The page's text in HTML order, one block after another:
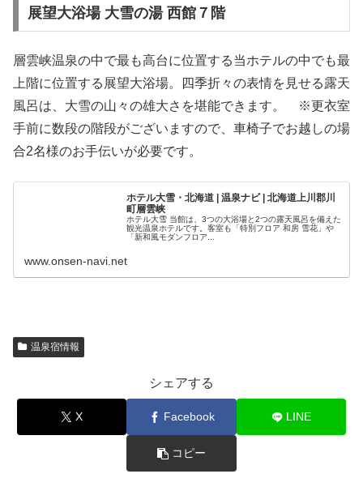
展望大浴場 大雪の湯 西館７階
層雲峡温泉の中で最も高台に位置する当ホテルの中でも最
上階に位置する展望大浴場。四季折々の表情を見せる露天
風呂は、大雪の山々の雄大さを堪能できます。 ※更衣室
手前に数段の階段がございますので、車椅子でお越しの場
合2名様のお手伝いが必要です。
ホテル大雪・北海道 | 温泉ナビ | 北海道上川郡川
町層雲峡
ホテル大雪 当館は、3つの大浴場と2つの露天風呂を備えた
観光温泉ホテルです。客室も「特別フロア 和房 雪花」や
「新和風モダンフロア...
www.onsen-navi.net
温泉宿情報
シェアする
X Facebook LINE
コピー